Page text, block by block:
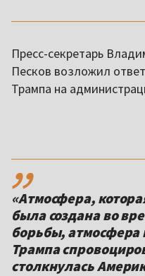
Пресс-секретарь
Песков возложил
Трампа на
,,
«Атмосфера,
была создана во
борьбы, атмосфера
Трампа
столкнулась